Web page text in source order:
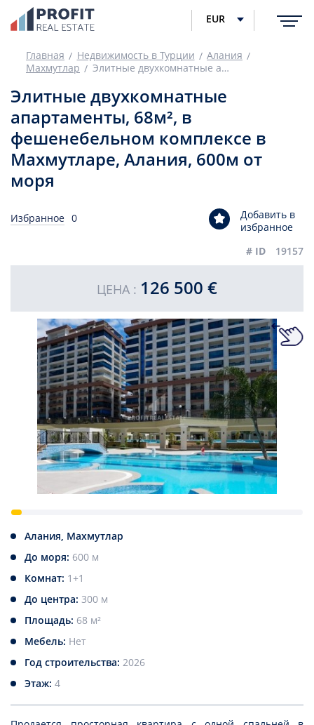
EUR
Главная Недвижимость в Турции
Алания
Махмутлар
Элитные двухкомнатные апартаменты, 68м², в фешенебельном комплексе в Махмутларе, Алания, 600м от моря
Элитные двухкомнатные
апартаменты, 68м², в
фешенебельном комплексе в
Махмутларе, Алания, 600м от
моря
Избранное 0
Добавить в
избранное
# ID
19157
ЦЕНА : 126 500 €
Алания, Махмутлар
До моря: 600 м
Комнат: 1+1
До центра: 300 м
Площадь: 68 м²
Мебель: Нет
Год строительства: 2026
Этаж: 4